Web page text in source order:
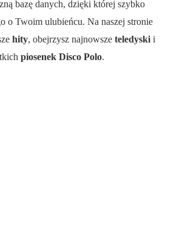
bazę danych, dzięki której szybko
o Twoim ulubieńcu. Na naszej stronie
hity, obejrzysz najnowsze teledyski i
piosenek Disco Polo.